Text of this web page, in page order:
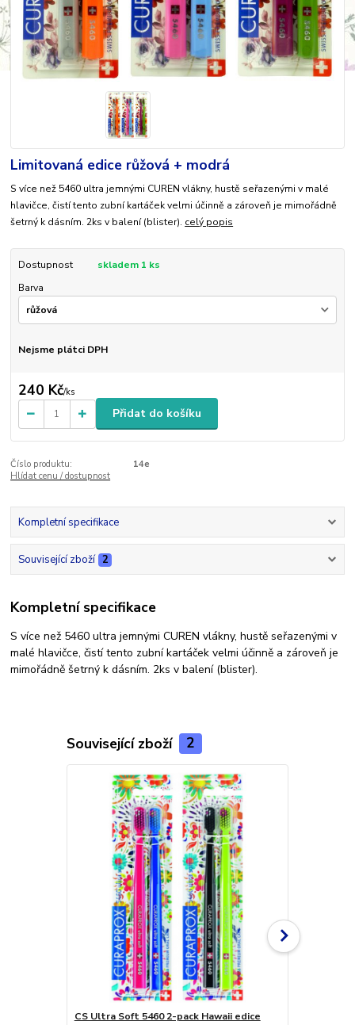
Limitovaná edice růžová + modrá
S více než 5460 ultra jemnými CUREN vlákny, hustě seřazenými v malé
hlavičce, čistí tento zubní kartáček velmi účinně a zároveň je mimořádně
šetrný k dásním. 2ks v balení (blister). celý popis
Dostupnost
skladem 1 ks
Barva
Nejsme plátci DPH
240 Kč/ks
Přidat do košíku
Číslo produktu:
14e
Hlídat cenu / dostupnost
Kompletní specifikace
Související zboží 2
Kompletní specifikace
S více než 5460 ultra jemnými CUREN vlákny, hustě seřazenými v
malé hlavičce, čistí tento zubní kartáček velmi účinně a zároveň je
mimořádně šetrný k dásním. 2ks v balení (blister).
Související zboží 2
CS Ultra Soft 5460 2-pack Hawaii edice